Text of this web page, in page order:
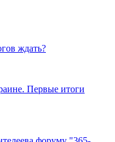
ждать?
Первые итоги